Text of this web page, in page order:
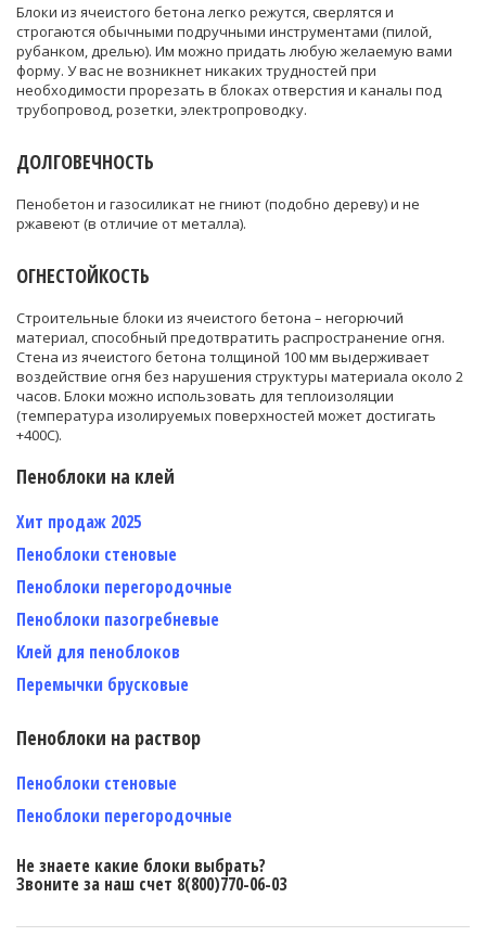
Блоки из ячеистого бетона легко режутся, сверлятся и
строгаются обычными подручными инструментами (пилой,
рубанком, дрелью). Им можно придать любую желаемую вами
форму. У вас не возникнет никаких трудностей при
необходимости прорезать в блоках отверстия и каналы под
трубопровод, розетки, электропроводку.
ДОЛГОВЕЧНОСТЬ
Пенобетон и газосиликат не гниют (подобно дереву) и не
ржавеют (в отличие от металла).
ОГНЕСТОЙКОСТЬ
Строительные блоки из ячеистого бетона – негорючий
материал, способный предотвратить распространение огня.
Стена из ячеистого бетона толщиной 100 мм выдерживает
воздействие огня без нарушения структуры материала около 2
часов. Блоки можно использовать для теплоизоляции
(температура изолируемых поверхностей может достигать
+400С).
Пеноблоки на клей
Хит продаж 2025
Пеноблоки стеновые
Пеноблоки перегородочные
Пеноблоки пазогребневые
Клей для пеноблоков
Перемычки брусковые
Пеноблоки на раствор
Пеноблоки стеновые
Пеноблоки перегородочные
Не знаете какие блоки выбрать?
Звоните за наш счет 8(800)770-06-03